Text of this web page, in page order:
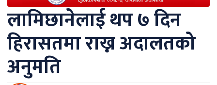
लामिछानेलाई थप ७ दिन
हिरासतमा राख्न अदालतको
अनुमति